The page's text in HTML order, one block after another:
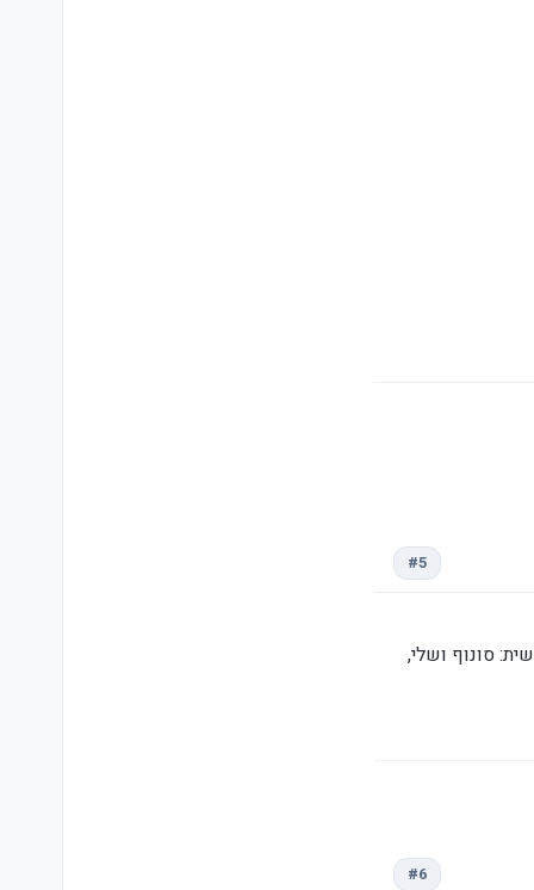
#5
סונוף ושלי,
#6